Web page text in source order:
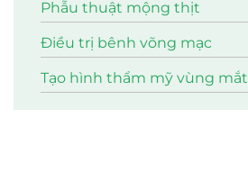
Phẫu thuật mộng thịt
Điều trị bênh võng mạc
Tạo hình thẩm mỹ vùng mắt